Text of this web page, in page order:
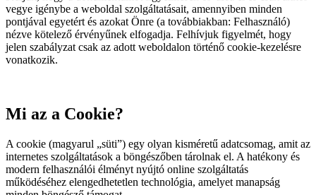
vegye igénybe a weboldal szolgáltatásait, amennyiben minden
pontjával egyetért és azokat Önre (a továbbiakban: Felhasználó)
nézve kötelező érvényűnek elfogadja. Felhívjuk figyelmét, hogy
jelen szabályzat csak az adott weboldalon történő cookie-kezelésre
vonatkozik.
Mi az a Cookie?
A cookie (magyarul „süti”) egy olyan kisméretű adatcsomag, amit az
internetes szolgáltatások a böngészőben tárolnak el. A hatékony és
modern felhasználói élményt nyújtó online szolgáltatás
működéséhez elengedhetetlen technológia, amelyet manapság